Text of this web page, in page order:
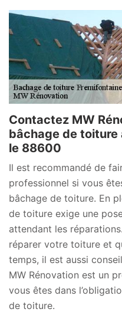
Contactez MW
bâchage de toiture
le 88600
Il est recommandé de
professionnel si vous
bâchage de toiture. En
de toiture exige une
attendant les
réparer votre toiture et
temps, il est aussi
MW Rénovation est un
vous êtes dans
de toiture.